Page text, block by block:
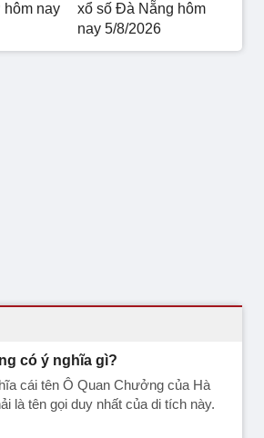
hôm nay
xổ số Đà Nẵng hôm
nay 5/8/2026
có ý nghĩa gì?
cái tên Ô Quan Chưởng của Hà
là tên gọi duy nhất của di tích này.